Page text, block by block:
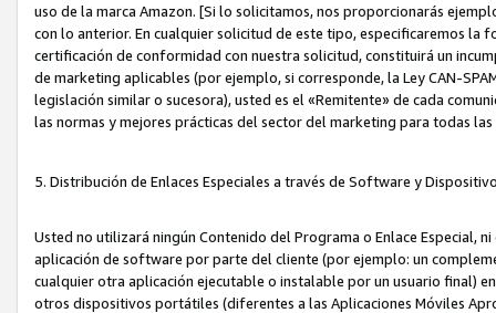
uso de la marca Amazon. [Si lo solicitamos, nos proporcionarás
con lo anterior. En cualquier solicitud de este tipo, especificaremos
certificación de conformidad con nuestra solicitud, constituirá un
de marketing aplicables (por ejemplo, si corresponde, la Ley CAN-
legislación similar o sucesora), usted es el «Remitente» de cada
las normas y mejores prácticas del sector del marketing para todas
5. Distribución de Enlaces Especiales a través de Software y
Usted no utilizará ningún Contenido del Programa o Enlace Especial,
aplicación de software por parte del cliente (por ejemplo: un
cualquier otra aplicación ejecutable o instalable por un usuario final)
otros dispositivos portátiles (diferentes a las Aplicaciones Móviles